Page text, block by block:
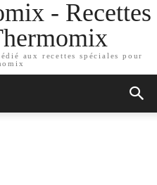
- Recettes
aux recettes spéciales pour